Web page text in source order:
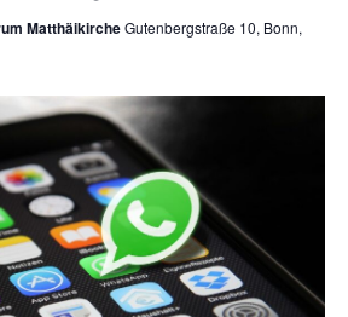
MatthäikircheGutenbergstraße 10, Bonn,